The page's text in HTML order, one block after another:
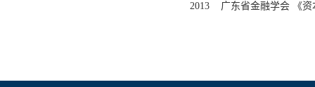
2013 广东省金融学会 《